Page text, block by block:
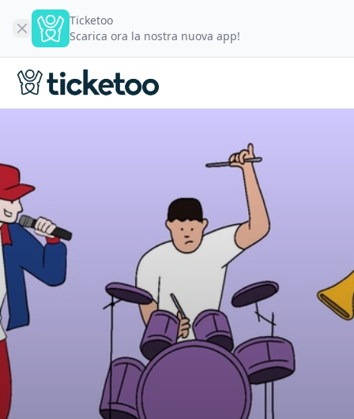
Ticketoo
Scarica ora la nostra nuova app!